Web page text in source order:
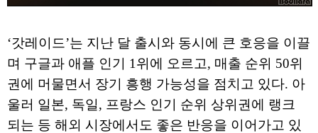
‘갓레이드’는 지난 달 출시와 동시에 큰 호응을 이끌
며 구글과 애플 인기 1위에 오르고, 매출 순위 50위
권에 머물면서 장기 흥행 가능성을 점치고 있다. 아
울러 일본, 독일, 프랑스 인기 순위 상위권에 랭크
되는 등 해외 시장에서도 좋은 반응을 이어가고 있